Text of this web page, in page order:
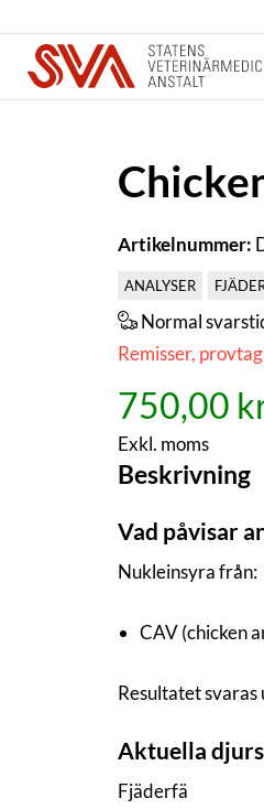
Artikelnummer:
ANALYSER
Normal
Remisser,
750,00
Exkl. moms
Beskrivning
Vad påvisar
Nukleinsyra från:
CAV (chicken
Resultatet svaras
Aktuella
Fjäderfä